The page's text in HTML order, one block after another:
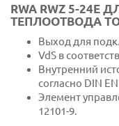
RWA RWZ 5-
ТЕПЛООТВОДА
Выход для
VdS в
Внутренний
согласно DIN
Элемент
12101-9.